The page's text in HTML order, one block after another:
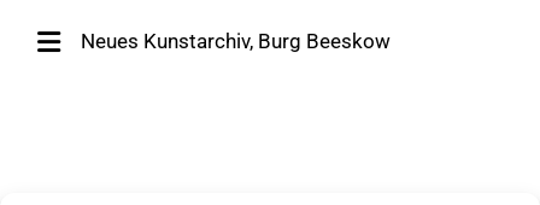
Neues Kunstarchiv, Burg Beeskow